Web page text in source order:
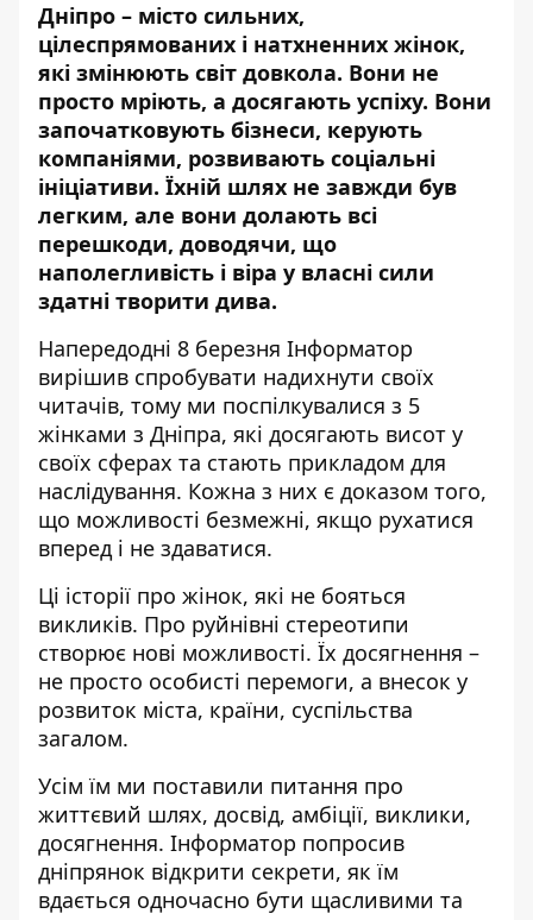
Дніпро – місто сильних,
цілеспрямованих і натхненних жінок,
які змінюють світ довкола. Вони не
просто мріють, а досягають успіху. Вони
започатковують бізнеси, керують
компаніями, розвивають соціальні
ініціативи. Їхній шлях не завжди був
легким, але вони долають всі
перешкоди, доводячи, що
наполегливість і віра у власні сили
здатні творити дива.
Напередодні 8 березня Інформатор
вирішив спробувати надихнути своїх
читачів, тому ми поспілкувалися з 5
жінками з Дніпра, які досягають висот у
своїх сферах та стають прикладом для
наслідування. Кожна з них є доказом того,
що можливості безмежні, якщо рухатися
вперед і не здаватися.
Ці історії про жінок, які не бояться
викликів. Про руйнівні стереотипи
створює нові можливості. Їх досягнення –
не просто особисті перемоги, а внесок у
розвиток міста, країни, суспільства
загалом.
Усім їм ми поставили питання про
життєвий шлях, досвід, амбіції, виклики,
досягнення. Інформатор попросив
дніпрянок відкрити секрети, як їм
вдається одночасно бути щасливими та